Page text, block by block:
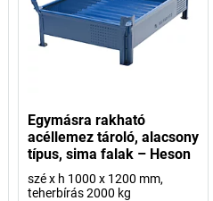
Egymásra rakható
acéllemez tároló, alacsony
típus, sima falak – Heson
szé x h 1000 x 1200 mm,
teherbírás 2000 kg